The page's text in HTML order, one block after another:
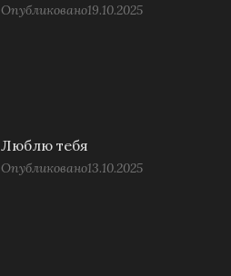
Опубликовано19.10.2025
Люблю тебя
Опубликовано13.10.2025